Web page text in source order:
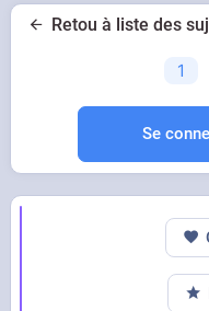
Retou à liste des
1
Se